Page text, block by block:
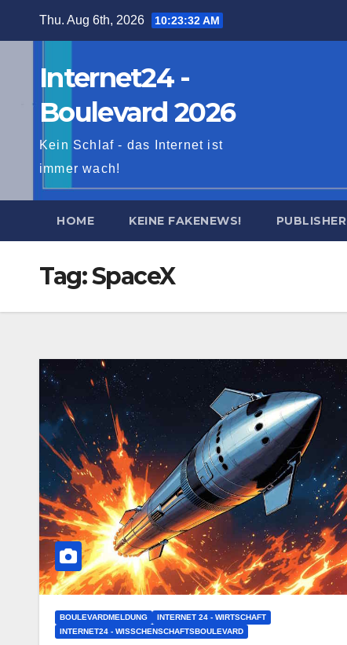
Thu. Aug 6th, 2026 10:23:34 AM
Internet24 -
Boulevard 2026
Kein Schlaf - das Internet ist
immer wach!
HOME KEINE FAKENEWS! PUBLISHER
Tag:SpaceX
BOULEVARDMELDUNG
INTERNET 24 - WIRTSCHAFT
INTERNET24 - WISSCHENSCHAFTSBOULEVARD